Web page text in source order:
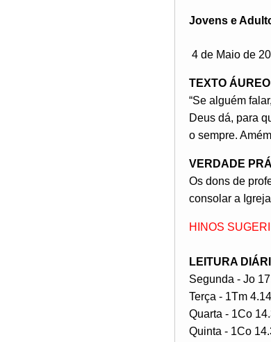
Jovens e
4 de Maio de
TEXTO ÁUREO
“Se alguém
Deus dá, para
o sempre.
VERDADE
Os dons de
consolar a
HINOS
LEITURA
Segunda - Jo
Terça - 1Tm
Quarta - 1Co
Quinta - 1Co